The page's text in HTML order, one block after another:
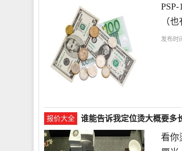
（
发布时
报价大全 谁能告诉我定位烫大概要
看你